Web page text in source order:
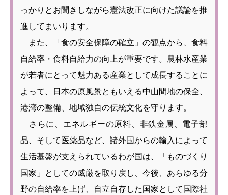
っかりとお聞きしながら憲法改正に向けた議論を推
進してまいります。
また、「食の安全保障の確立」の観点から、食料
自給率・食料自給力の向上が重要です。農林水産業
が若者にとって魅力ある産業として成長することに
よって、日本の原風景ともいえる中山間地の保全、
港湾の整備、地域独自の伝統文化を守ります。
さらに、エネルギーの原料、非鉄金属、電子部
品、そして医薬品など、諸外国からの輸入によって
生活基盤が支えられているわが国は、「ものづくり
国家」としての威厳を取り戻し、今後、あらゆる分
野の自給率を上げ、自立自存した国家として国際社